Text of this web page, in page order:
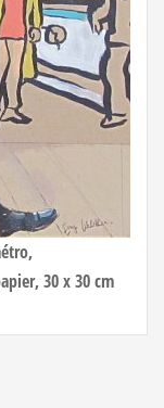
30 x 30 cm